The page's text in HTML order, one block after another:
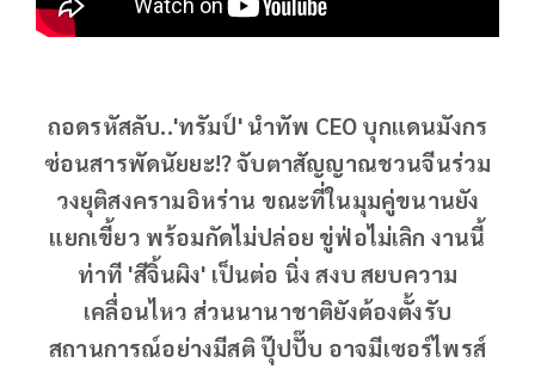
ถอดรหัสลับ..'ทรัมป์' นำทัพ CEO บุกแดนมังกร
ซ่อนสารพัดนัยยะ!? จับตาสัญญาณชวนจีนร่วม
วงยุติสงครามอิหร่าน ขณะที่ในมุมคู่ขนานยัง
แยกเขี้ยว พร้อมกัดไม่ปล่อย ขู่ฟ่อไม่เลิก งานนี้
ท่าที 'สีจิ้นผิง' เป็นต่อ นิ่ง สงบ สยบความ
เคลื่อนไหว ส่วนนานาชาติยังต้องตั้งรับ
สถานการณ์อย่างมีสติ ปุ๊ปปั๊บ อาจมีเซอร์ไพรส์